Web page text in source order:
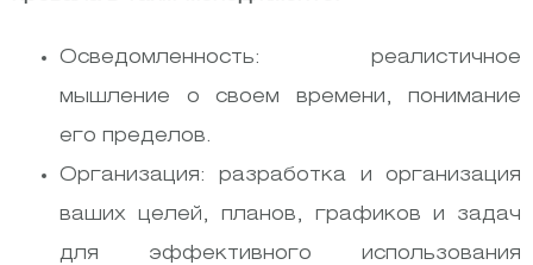
Осведомленность: реалистичное
мышление о своем времени, понимание
его пределов.
Организация: разработка и организация
ваших целей, планов, графиков и задач
для эффективного использования